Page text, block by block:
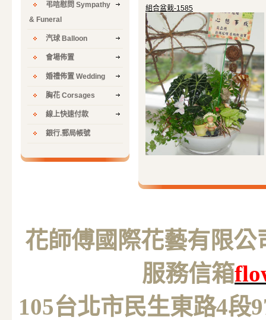
弔唁慰問 Sympathy
& Funeral
汽球 Balloon
會場佈置
婚禮佈置 Wedding
胸花 Corsages
線上快速付款
銀行.郵局帳號
組合盆栽-1585
花師傅國際花藝有限
服務信箱
105台北市民生東路4